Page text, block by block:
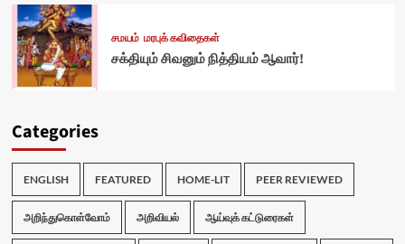
சமயம் மரபுக் கவிதைகள்
சக்தியும் சிவனும் நித்தியம் ஆவார்!
Categories
ENGLISH FEATURED HOME-LIT PEER REVIEWED
அறிந்துகொள்வோம் அறிவியல் ஆய்வுக் கட்டுரைகள்